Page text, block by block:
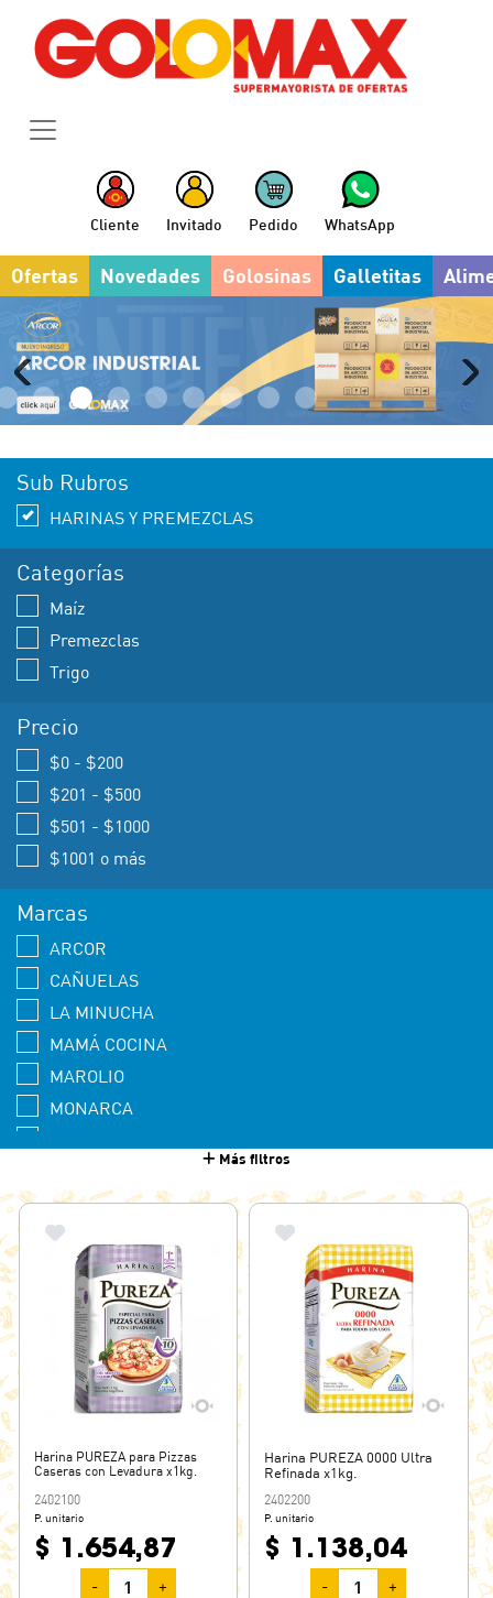
Cliente Invitado Pedido WhatsApp
Ofertas Novedades Golosinas Galletitas
Sub Rubros
HARINAS Y PREMEZCLAS
Categorías
Maíz
Premezclas
Trigo
Precio
$0 - $200
$201 - $500
$501 - $1000
$1001 o más
Marcas
ARCOR
CAÑUELAS
LA MINUCHA
MAMÁ COCINA
MAROLIO
MONARCA
PUREZA
QUAKER
SAN AGUSTÍN
Más filtros
Harina PUREZA para Pizzas
Caseras con Levadura x1kg.
2402100
P. unitario
$ 1.654,87
- +
Harina PUREZA 0000 Ultra
Refinada x1kg.
2402200
P. unitario
$ 1.138,04
- +